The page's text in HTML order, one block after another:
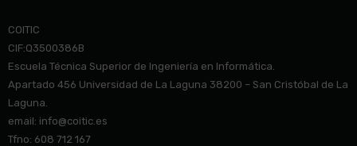
COITIC
CIF:Q3500386B
Escuela Técnica Superior de Ingeniería en Informática.
Apartado 456 Universidad de La Laguna 38200 – San Cristóbal de La
Laguna.
email: info@coitic.es
Tfno: 608 712 167